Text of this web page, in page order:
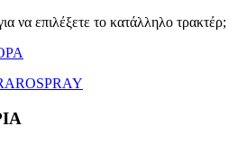
να επιλέξετε το κατάλληλο τρακτέρ;